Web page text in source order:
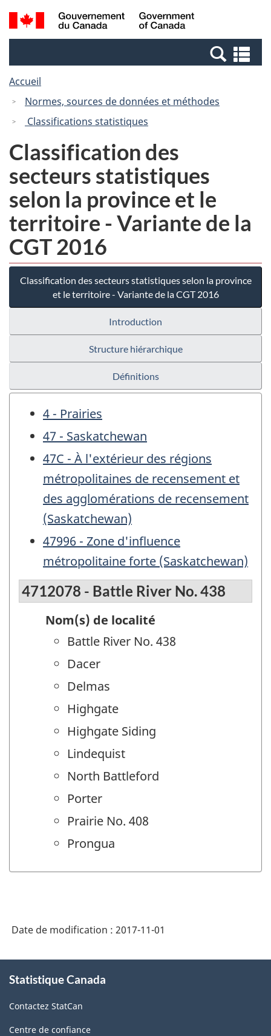
Passer
au
Passer
à
Canada
Recherche
et
et
Accueil
Normes, sources de données et méthodes
Classifications statistiques
Classification des
secteurs statistiques
selon la province et le
territoire - Variante de la
CGT 2016
Classification des secteurs statistiques selon la province
et le territoire - Variante de la CGT 2016
Introduction
Structure hiérarchique
Définitions
4 - Prairies
47 - Saskatchewan
47C - À l'extérieur des régions
métropolitaines de recensement et
des agglomérations de recensement
(Saskatchewan)
47996 - Zone d'influence
métropolitaine forte (Saskatchewan)
4712078 - Battle River No. 438
Nom(s) de localité
Battle River No. 438
Dacer
Delmas
Highgate
Highgate Siding
Lindequist
North Battleford
Porter
Prairie No. 408
Prongua
Date de modification : 2017-11-01
propos
ce
site
Statistique Canada
Contactez StatCan
Centre de confiance